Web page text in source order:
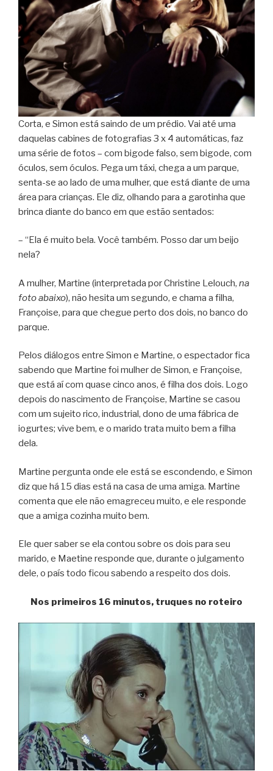
Corta, e Simon está saindo de um prédio. Vai até uma
daquelas cabines de fotografias 3 x 4 automáticas, faz
uma série de fotos – com bigode falso, sem bigode, com
óculos, sem óculos. Pega um táxi, chega a um parque,
senta-se ao lado de uma mulher, que está diante de uma
área para crianças. Ele diz, olhando para a garotinha que
brinca diante do banco em que estão sentados:
– “Ela é muito bela. Você também. Posso dar um beijo
nela?
A mulher, Martine (interpretada por Christine Lelouch, na
foto abaixo), não hesita um segundo, e chama a filha,
Françoise, para que chegue perto dos dois, no banco do
parque.
Pelos diálogos entre Simon e Martine, o espectador fica
sabendo que Martine foi mulher de Simon, e Françoise,
que está aí com quase cinco anos, é filha dos dois. Logo
depois do nascimento de Françoise, Martine se casou
com um sujeito rico, industrial, dono de uma fábrica de
iogurtes; vive bem, e o marido trata muito bem a filha
dela.
Martine pergunta onde ele está se escondendo, e Simon
diz que há 15 dias está na casa de uma amiga. Martine
comenta que ele não emagreceu muito, e ele responde
que a amiga cozinha muito bem.
Ele quer saber se ela contou sobre os dois para seu
marido, e Maetine responde que, durante o julgamento
dele, o país todo ficou sabendo a respeito dos dois.
Nos primeiros 16 minutos, truques no roteiro